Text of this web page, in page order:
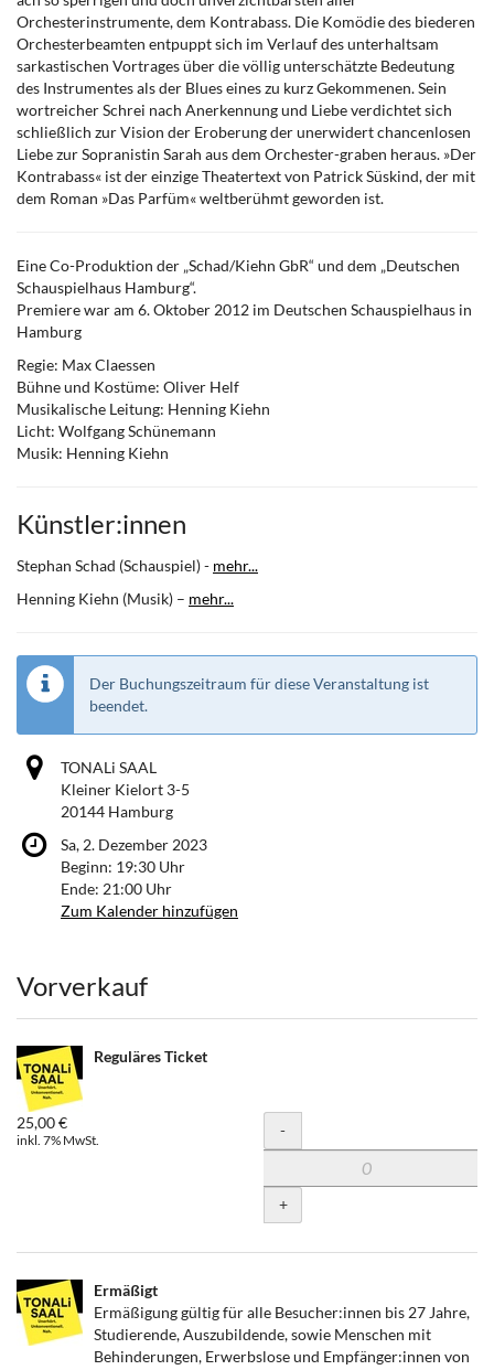
Orchesterinstrumente, dem Kontrabass. Die Komödie des biederen
Orchesterbeamten entpuppt sich im Verlauf des unterhaltsam
sarkastischen Vortrages über die völlig unterschätzte Bedeutung
des Instrumentes als der Blues eines zu kurz Gekommenen. Sein
wortreicher Schrei nach Anerkennung und Liebe verdichtet sich
schließlich zur Vision der Eroberung der unerwidert chancenlosen
Liebe zur Sopranistin Sarah aus dem Orchester-graben heraus. »Der
Kontrabass« ist der einzige Theatertext von Patrick Süskind, der mit
dem Roman »Das Parfüm« weltberühmt geworden ist.
Eine Co-Produktion der „Schad/Kiehn GbR“ und dem „Deutschen
Schauspielhaus Hamburg“.
Premiere war am 6. Oktober 2012 im Deutschen Schauspielhaus in
Hamburg
Regie: Max Claessen
Bühne und Kostüme: Oliver Helf
Musikalische Leitung: Henning Kiehn
Licht: Wolfgang Schünemann
Musik: Henning Kiehn
Künstler:innen
Stephan Schad (Schauspiel) - mehr...
Henning Kiehn (Musik) – mehr...
Der Buchungszeitraum für diese Veranstaltung ist
beendet.
TONALi SAAL
Kleiner Kielort 3-5
20144 Hamburg
Sa, 2. Dezember 2023
Beginn: 19:30 Uhr
Ende: 21:00 Uhr
Zum Kalender hinzufügen
Produkte
Vorverkauf
Reguläres Ticket
25,00 €
inkl. 7% MwSt. Menge
-
+
Ermäßigt
Ermäßigung gültig für alle Besucher:innen bis 27 Jahre,
Studierende, Auszubildende, sowie Menschen mit
Behinderungen, Erwerbslose und Empfänger:innen von